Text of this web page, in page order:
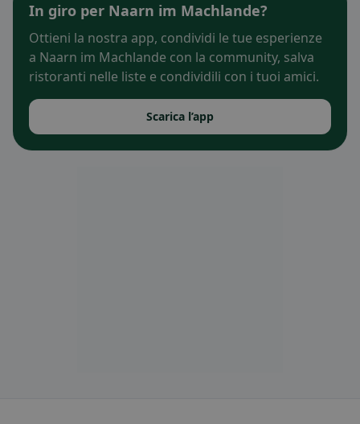
In giro per Naarn im Machlande?
Ottieni la nostra app, condividi le tue esperienze
a Naarn im Machlande con la community, salva
ristoranti nelle liste e condividili con i tuoi amici.
Scarica l’app